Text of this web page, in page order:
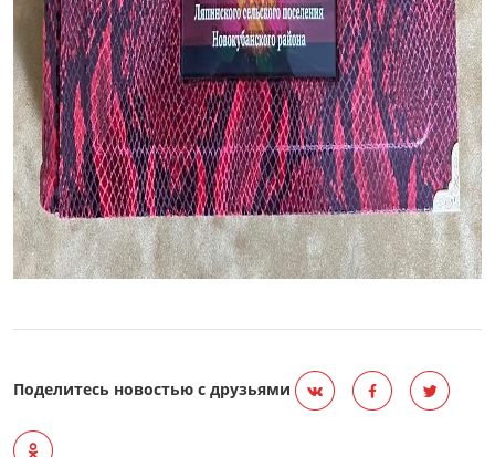
Поделитесь новостью с друзьями